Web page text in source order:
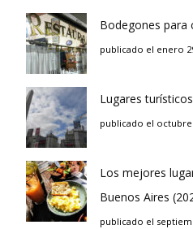
Bodegones para
publicado el enero
Lugares
publicado el octubre
Los mejores
Buenos Aires
publicado el